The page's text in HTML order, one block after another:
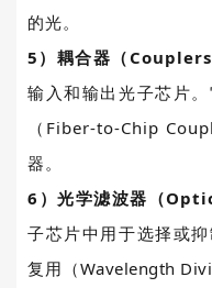
的光。
5 ）耦合器（ Couplers
输入和输出光子芯片
（ Fiber-to-Chip
器。
6 ）光学滤波器（
子芯片中用于选择或抑
复用 （Wavelength